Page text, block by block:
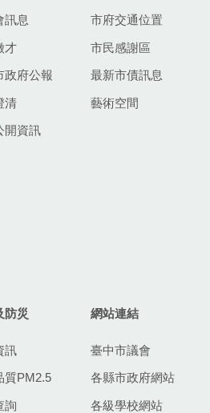
訊息
才
政府公報
清
開資訊
市府交通位置
市民感謝區
最新市債訊息
藝術空間
防災
訊
質PM2.5
詢
網站連結
臺中市議會
各縣市政府網站
各級學校網站